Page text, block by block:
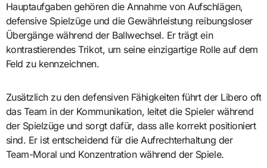
Hauptaufgaben gehören die Annahme von Aufschlägen,
defensive Spielzüge und die Gewährleistung reibungsloser
Übergänge während der Ballwechsel. Er trägt ein
kontrastierendes Trikot, um seine einzigartige Rolle auf dem
Feld zu kennzeichnen.
Zusätzlich zu den defensiven Fähigkeiten führt der Libero oft
das Team in der Kommunikation, leitet die Spieler während
der Spielzüge und sorgt dafür, dass alle korrekt positioniert
sind. Er ist entscheidend für die Aufrechterhaltung der
Team-Moral und Konzentration während der Spiele.